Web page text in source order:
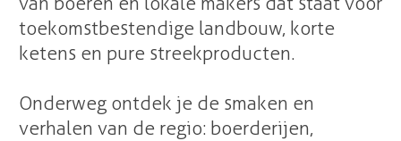
toekomstbestendige landbouw, korte
ketens en pure streekproducten.
Onderweg ontdek je de smaken en
verhalen van de regio: boerderijen,